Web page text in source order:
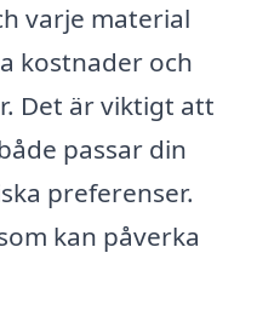
varje material
kostnader och
Det är viktigt att
passar din
preferenser.
kan påverka